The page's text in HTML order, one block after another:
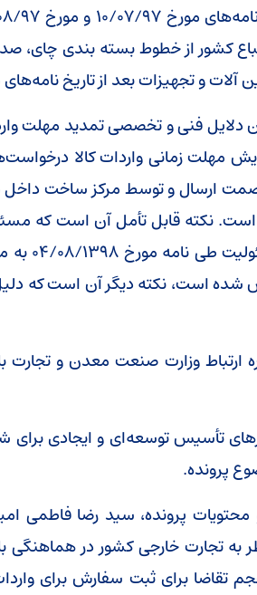
کشور از خطوط بسته بندی چای،
و تجهیزات بعد از تاریخ نامه‌های
فنی و تخصصی تمدید مهلت
مهلت زمانی واردات کالا
صمت ارسال و توسط مرکز ساخت
است. نکته قابل تأمل آن است که
است
است، نکته دیگر آن است که دلیل
ارتباط وزارت صنعت معدن و تجارت
تأسیس توسعه‌ای و ایجادی
پرونده.
محتویات پرونده، سید رضا فاطمی
به تجارت خارجی کشور در هماهنگی
برای ثبت سفارش برای واردات